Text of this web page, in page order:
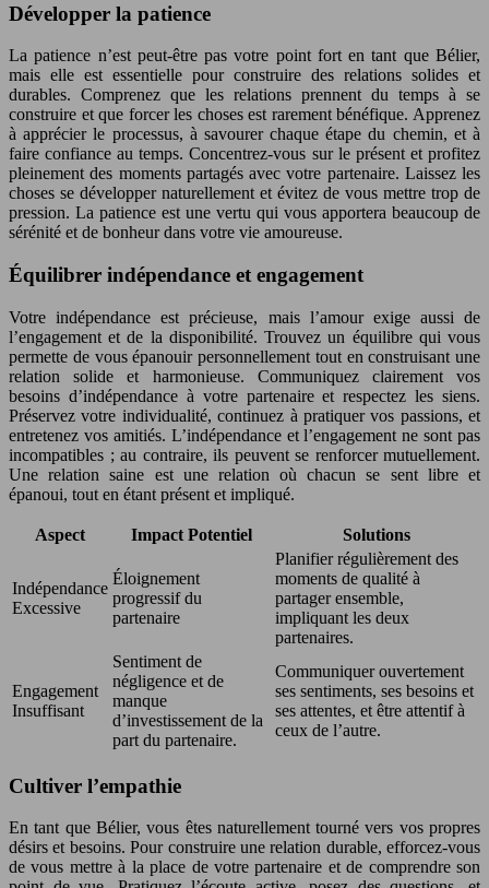
Développer la patience
La patience n’est peut-être pas votre point fort en tant que Bélier,
mais elle est essentielle pour construire des relations solides et
durables. Comprenez que les relations prennent du temps à se
construire et que forcer les choses est rarement bénéfique. Apprenez
à apprécier le processus, à savourer chaque étape du chemin, et à
faire confiance au temps. Concentrez-vous sur le présent et profitez
pleinement des moments partagés avec votre partenaire. Laissez les
choses se développer naturellement et évitez de vous mettre trop de
pression. La patience est une vertu qui vous apportera beaucoup de
sérénité et de bonheur dans votre vie amoureuse.
Équilibrer indépendance et engagement
Votre indépendance est précieuse, mais l’amour exige aussi de
l’engagement et de la disponibilité. Trouvez un équilibre qui vous
permette de vous épanouir personnellement tout en construisant une
relation solide et harmonieuse. Communiquez clairement vos
besoins d’indépendance à votre partenaire et respectez les siens.
Préservez votre individualité, continuez à pratiquer vos passions, et
entretenez vos amitiés. L’indépendance et l’engagement ne sont pas
incompatibles ; au contraire, ils peuvent se renforcer mutuellement.
Une relation saine est une relation où chacun se sent libre et
épanoui, tout en étant présent et impliqué.
Aspect Impact Potentiel Solutions
Indépendance
Excessive
Éloignement
progressif du
partenaire
Planifier régulièrement des
moments de qualité à
partager ensemble,
impliquant les deux
partenaires.
Engagement
Insuffisant
Sentiment de
négligence et de
manque
d’investissement de la
part du partenaire.
Communiquer ouvertement
ses sentiments, ses besoins et
ses attentes, et être attentif à
ceux de l’autre.
Cultiver l’empathie
En tant que Bélier, vous êtes naturellement tourné vers vos propres
désirs et besoins. Pour construire une relation durable, efforcez-vous
de vous mettre à la place de votre partenaire et de comprendre son